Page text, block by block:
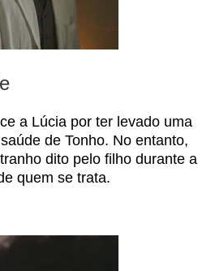
a Lúcia por ter levado uma
de Tonho. No entanto,
dito pelo filho durante a
quem se trata.